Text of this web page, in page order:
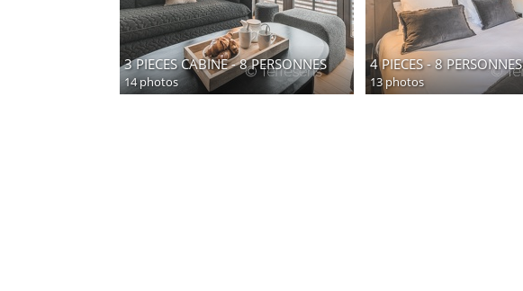
3 PIECES CABINE - 8 PERSONNES
14 photos
4 PIECES - 8 PERSONNES
13 photos